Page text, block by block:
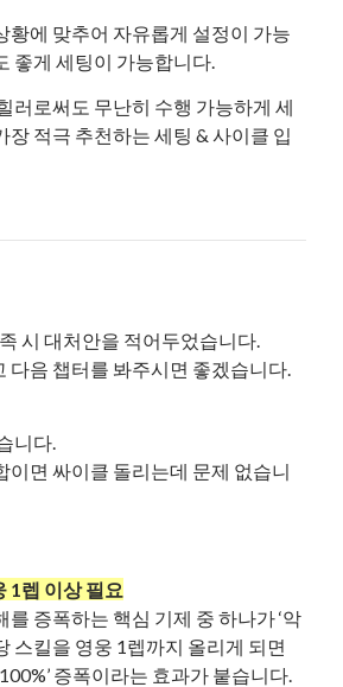
황에 맞추어 자유롭게 설정이 가능
좋게 세팅이 가능합니다.
러로써도 무난히 수행 가능하게 세
장 적극 추천하는 세팅 & 사이클 입
시 대처안을 적어두었습니다.
다음 챕터를 봐주시면 좋겠습니다.
니다.
이면 싸이클 돌리는데 문제 없습니
1렙 이상 필요
를 증폭하는 핵심 기제 중 하나가 ‘악
스킬을 영웅 1렙까지 올리게 되면
증폭이라는 효과가 붙습니다.